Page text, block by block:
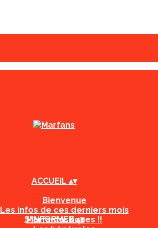
ACCUEIL ▴▾
Bienvenue
Les infos de ces derniers mois
Marfantastiques !!
S'INFORMER▴▾